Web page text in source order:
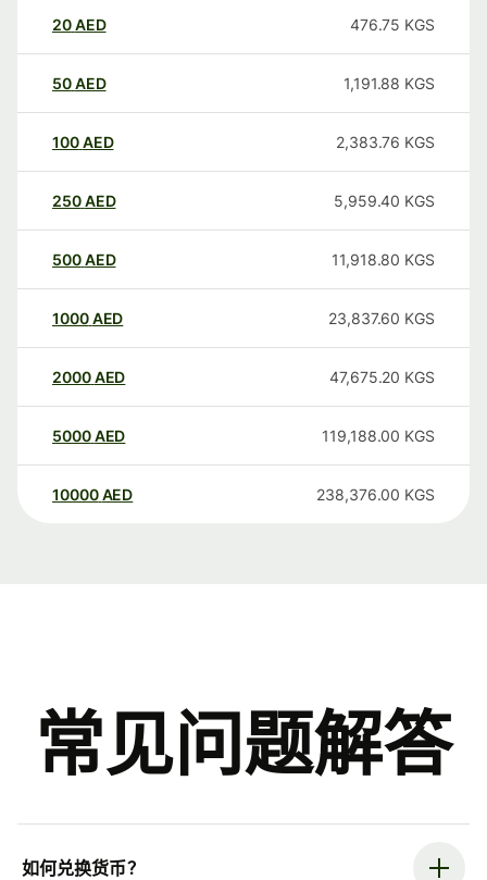
20AED 476.75 KGS
50AED 1,191.88 KGS
100AED 2,383.76 KGS
250AED 5,959.40 KGS
500AED 11,918.80 KGS
1000AED 23,837.60 KGS
2000AED 47,675.20 KGS
5000AED 119,188.00 KGS
10000 AED 238,376.00 KGS
常见问题解答
如何兑换货币？